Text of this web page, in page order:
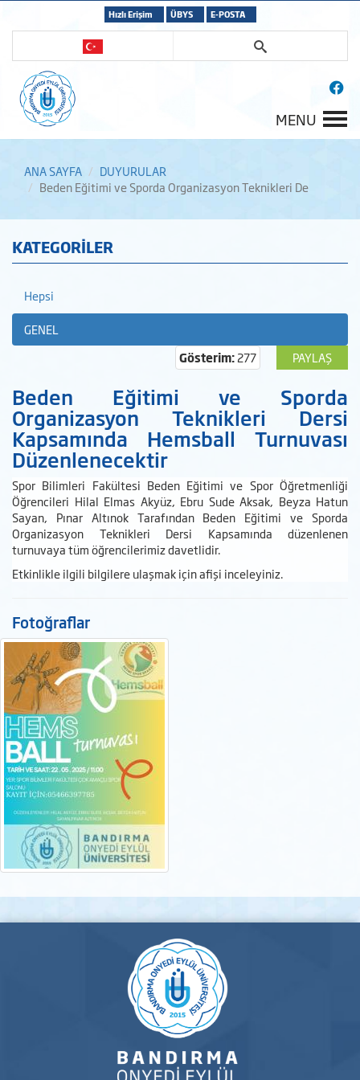
Hızlı Erişim ÜBYS E-POSTA
MENU
ANA SAYFA
DUYURULAR
Beden Eğitimi ve Sporda Organizasyon Teknikleri De
KATEGORİLER
Hepsi
GENEL
PAYLAŞ
Gösterim:277
Beden Eğitimi ve Sporda
Organizasyon Teknikleri Dersi
Kapsamında Hemsball Turnuvası
Düzenlenecektir
Spor Bilimleri Fakültesi Beden Eğitimi ve Spor Öğretmenliği
Öğrencileri Hilal Elmas Akyüz, Ebru Sude Aksak, Beyza Hatun
Sayan, Pınar Altınok Tarafından Beden Eğitimi ve Sporda
Organizasyon Teknikleri Dersi Kapsamında düzenlenen
turnuvaya tüm öğrencilerimiz davetlidir.
Etkinlikle ilgili bilgilere ulaşmak için afişi inceleyiniz.
Fotoğraflar